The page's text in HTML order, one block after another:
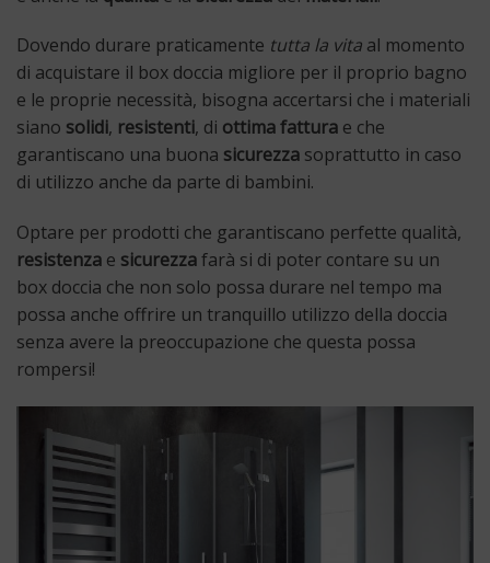
Dovendo durare praticamente tutta la vita al momento
di acquistare il box doccia migliore per il proprio bagno
e le proprie necessità, bisogna accertarsi che i materiali
siano solidi, resistenti, di ottima fattura e che
garantiscano una buona sicurezza soprattutto in caso
di utilizzo anche da parte di bambini.
Optare per prodotti che garantiscano perfette qualità,
resistenza e sicurezzafarà si di poter contare su un
box doccia che non solo possa durare nel tempo ma
possa anche offrire un tranquillo utilizzo della doccia
senza avere la preoccupazione che questa possa
rompersi!